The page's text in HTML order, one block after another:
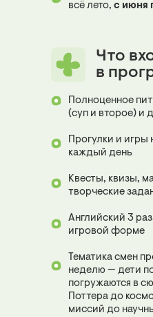
всё лето, с июня
Что
в
Полноценное
(суп и второе) и
Прогулки и игры
каждый день
Квесты, квизы,
творческие
Английский 3
игровой форме
Тематика смен
неделю — дети
погружаются в
Поттера до
миссий до